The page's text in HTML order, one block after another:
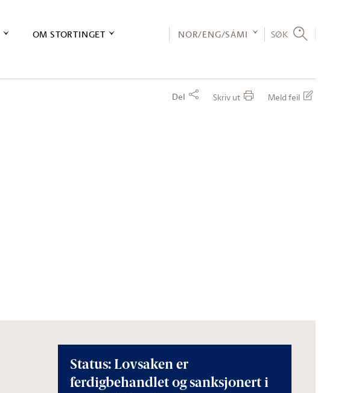
OM STORTINGET NOR/ENG/SÁMI SØK
Del Skriv ut Meld feil
Status: Lovsaken er
ferdigbehandlet og sanksjonert i